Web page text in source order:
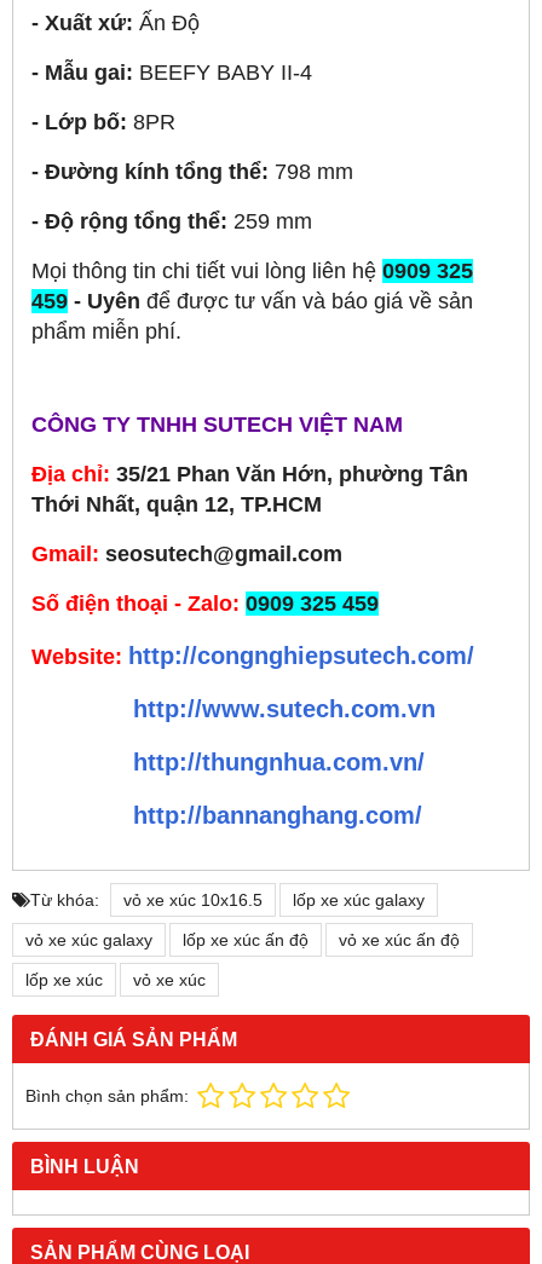
- Xuất xứ: Ấn Độ
- Mẫu gai: BEEFY BABY II-4
- Lớp bố: 8PR
- Đường kính tổng thể: 798 mm
- Độ rộng tổng thể: 259 mm
Mọi thông tin chi tiết vui lòng liên hệ 0909 325
459 - Uyên để được tư vấn và báo giá về sản
phẩm miễn phí.
CÔNG TY TNHH SUTECH VIỆT NAM
Địa chỉ: 35/21 Phan Văn Hớn, phường Tân
Thới Nhất, quận 12, TP.HCM
Gmail: seosutech@gmail.com
Số điện thoại - Zalo: 0909 325 459
Website: http://congnghiepsutech.com/
http://www.sutech.com.vn
http://thungnhua.com.vn/
http://bannanghang.com/
Từ khóa: vỏ xe xúc 10x16.5 lốp xe xúc galaxy
vỏ xe xúc galaxy lốp xe xúc ấn độ vỏ xe xúc ấn độ
lốp xe xúc vỏ xe xúc
ĐÁNH GIÁ SẢN PHẨM
Bình chọn sản phẩm:
BÌNH LUẬN
SẢN PHẨM CÙNG LOẠI